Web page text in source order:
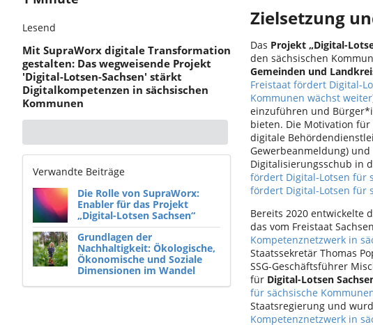
Lesend
Mit SupraWorx digitale Transformation
gestalten: Das wegweisende Projekt
'Digital-Lotsen-Sachsen' stärkt
Digitalkompetenzen in sächsischen
Kommunen
Verwandte Beiträge
Die Rolle von SupraWorx:
Enabler für das Projekt
„Digital-Lotsen Sachsen“
Grundlagen der
Nachhaltigkeit: Ökologische,
Ökonomische und Soziale
Dimensionen im Wandel
Zielsetzung
Das Projekt „Digital-
den sächsischen
Gemeinden und
Freistaat fördert Digital-
Kommunen wächst weiter
einzuführen und
bieten. Die Motivation für
digitale
Gewerbeanmeldung)
Digitalisierungsschub in
fördert Digital-Lotsen für
fördert Digital-Lotsen für
Bereits 2020 entwickelte
das vom Freistaat
Kompetenznetzwerk in
Staatssekretär Thomas
SSG-Geschäftsführer
für Digital-Lotsen
für sächsische
Staatsregierung und
Kompetenznetzwerk in